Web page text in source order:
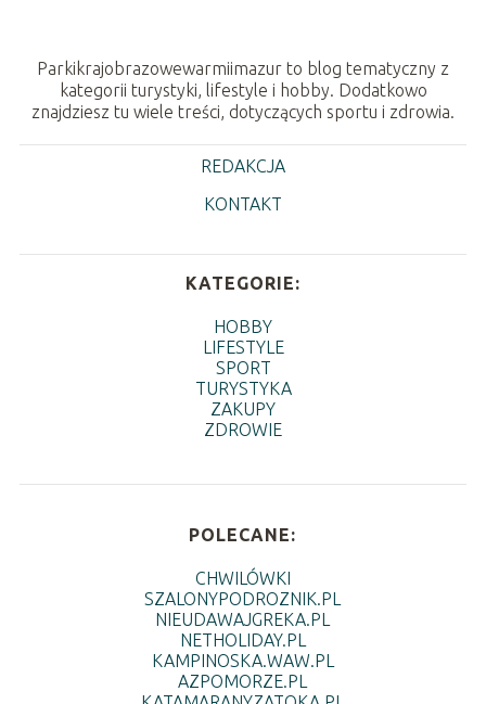
Parkikrajobrazowewarmiimazur to blog tematyczny z
kategorii turystyki, lifestyle i hobby. Dodatkowo
znajdziesz tu wiele treści, dotyczących sportu i zdrowia.
REDAKCJA
KONTAKT
KATEGORIE:
HOBBY
LIFESTYLE
SPORT
TURYSTYKA
ZAKUPY
ZDROWIE
POLECANE:
CHWILÓWKI
SZALONYPODROZNIK.PL
NIEUDAWAJGREKA.PL
NETHOLIDAY.PL
KAMPINOSKA.WAW.PL
AZPOMORZE.PL